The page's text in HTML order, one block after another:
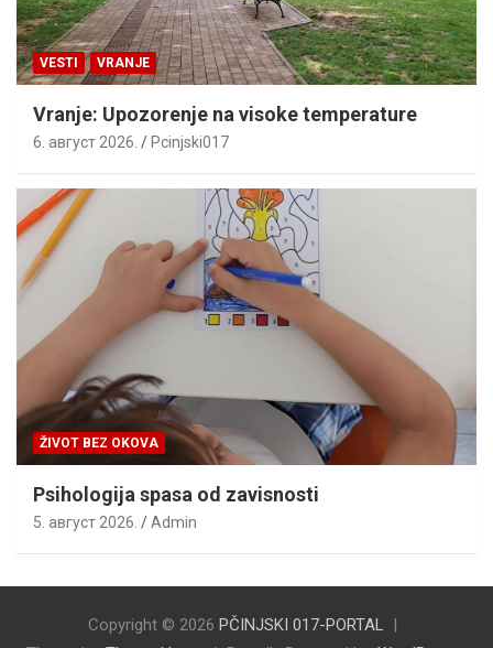
VESTI VRANJE
Vranje: Upozorenje na visoke temperature
6. август 2026. Pcinjski017
ŽIVOT BEZ OKOVA
Psihologija spasa od zavisnosti
5. август 2026. Admin
Copyright © 2026 PČINJSKI 017-PORTAL